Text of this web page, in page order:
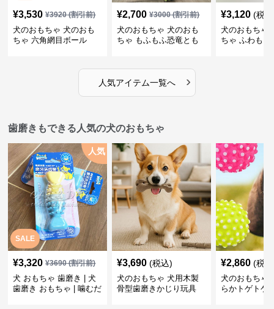
¥3,530 ¥3920(割引前)
犬のおもちゃ 犬のおも
ちゃ 六角網目ボール
¥2,700 ¥3000(割引前)
犬のおもちゃ 犬のおも
ちゃ もふもふ恐竜とも
¥3,120 (税
犬のおもちゃ
ちゃ ふわもこ
人気アイテム一覧へ ›
歯磨きもできる人気の犬のおもちゃ
SALE
人気
¥3,320 ¥3690(割引前)
犬 おもちゃ 歯磨き | 犬
歯磨き おもちゃ | 噛むだ
¥3,690 (税込)
犬のおもちゃ 犬用木製
骨型歯磨きかじり玩具
¥2,860 (税
犬のおもちゃ
らかトゲトゲ